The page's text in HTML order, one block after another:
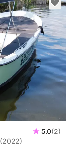
5.0(2)
(2022)